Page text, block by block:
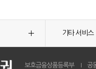
기타 서비스
보호금융상품등록부 공